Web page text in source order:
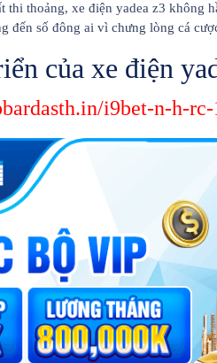
thi thoảng, xe điện yadea z3 không
đến số đông ai vì chưng lòng cá
của xe điện
i9bet-n-h-